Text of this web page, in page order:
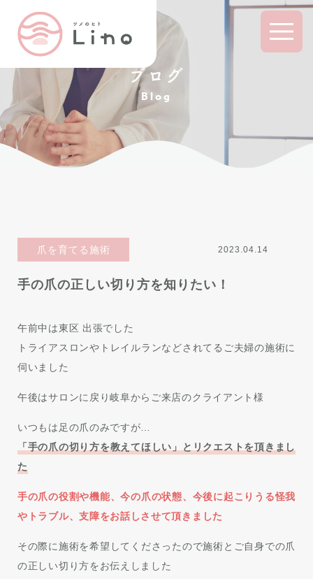
ブログ
Blog
爪を育てる施術 2023.04.14
手の爪の正しい切り方を知りたい！
午前中は東区 出張でした
トライアスロンやトレイルランなどされてるご夫婦の施術に
伺いました
午後はサロンに戻り岐阜からご来店のクライアント様
いつもは足の爪のみですが…
「手の爪の切り方を教えてほしい」とリクエストを頂きまし
た
手の爪の役割や機能、今の爪の状態、今後に起こりうる怪我
やトラブル、支障をお話しさせて頂きました
その際に施術を希望してくださったので施術とご自身での爪
の正しい切り方をお伝えしました